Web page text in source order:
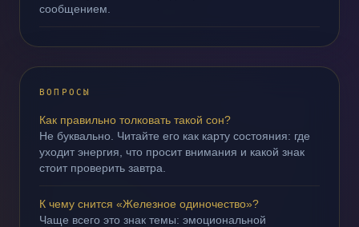
сообщением.
ВОПРОСЫ
Как правильно толковать такой сон?
Не буквально. Читайте его как карту состояния: где
уходит энергия, что просит внимания и какой знак
стоит проверить завтра.
К чему снится «Железное одиночество»?
Чаще всего это знак темы: эмоциональной